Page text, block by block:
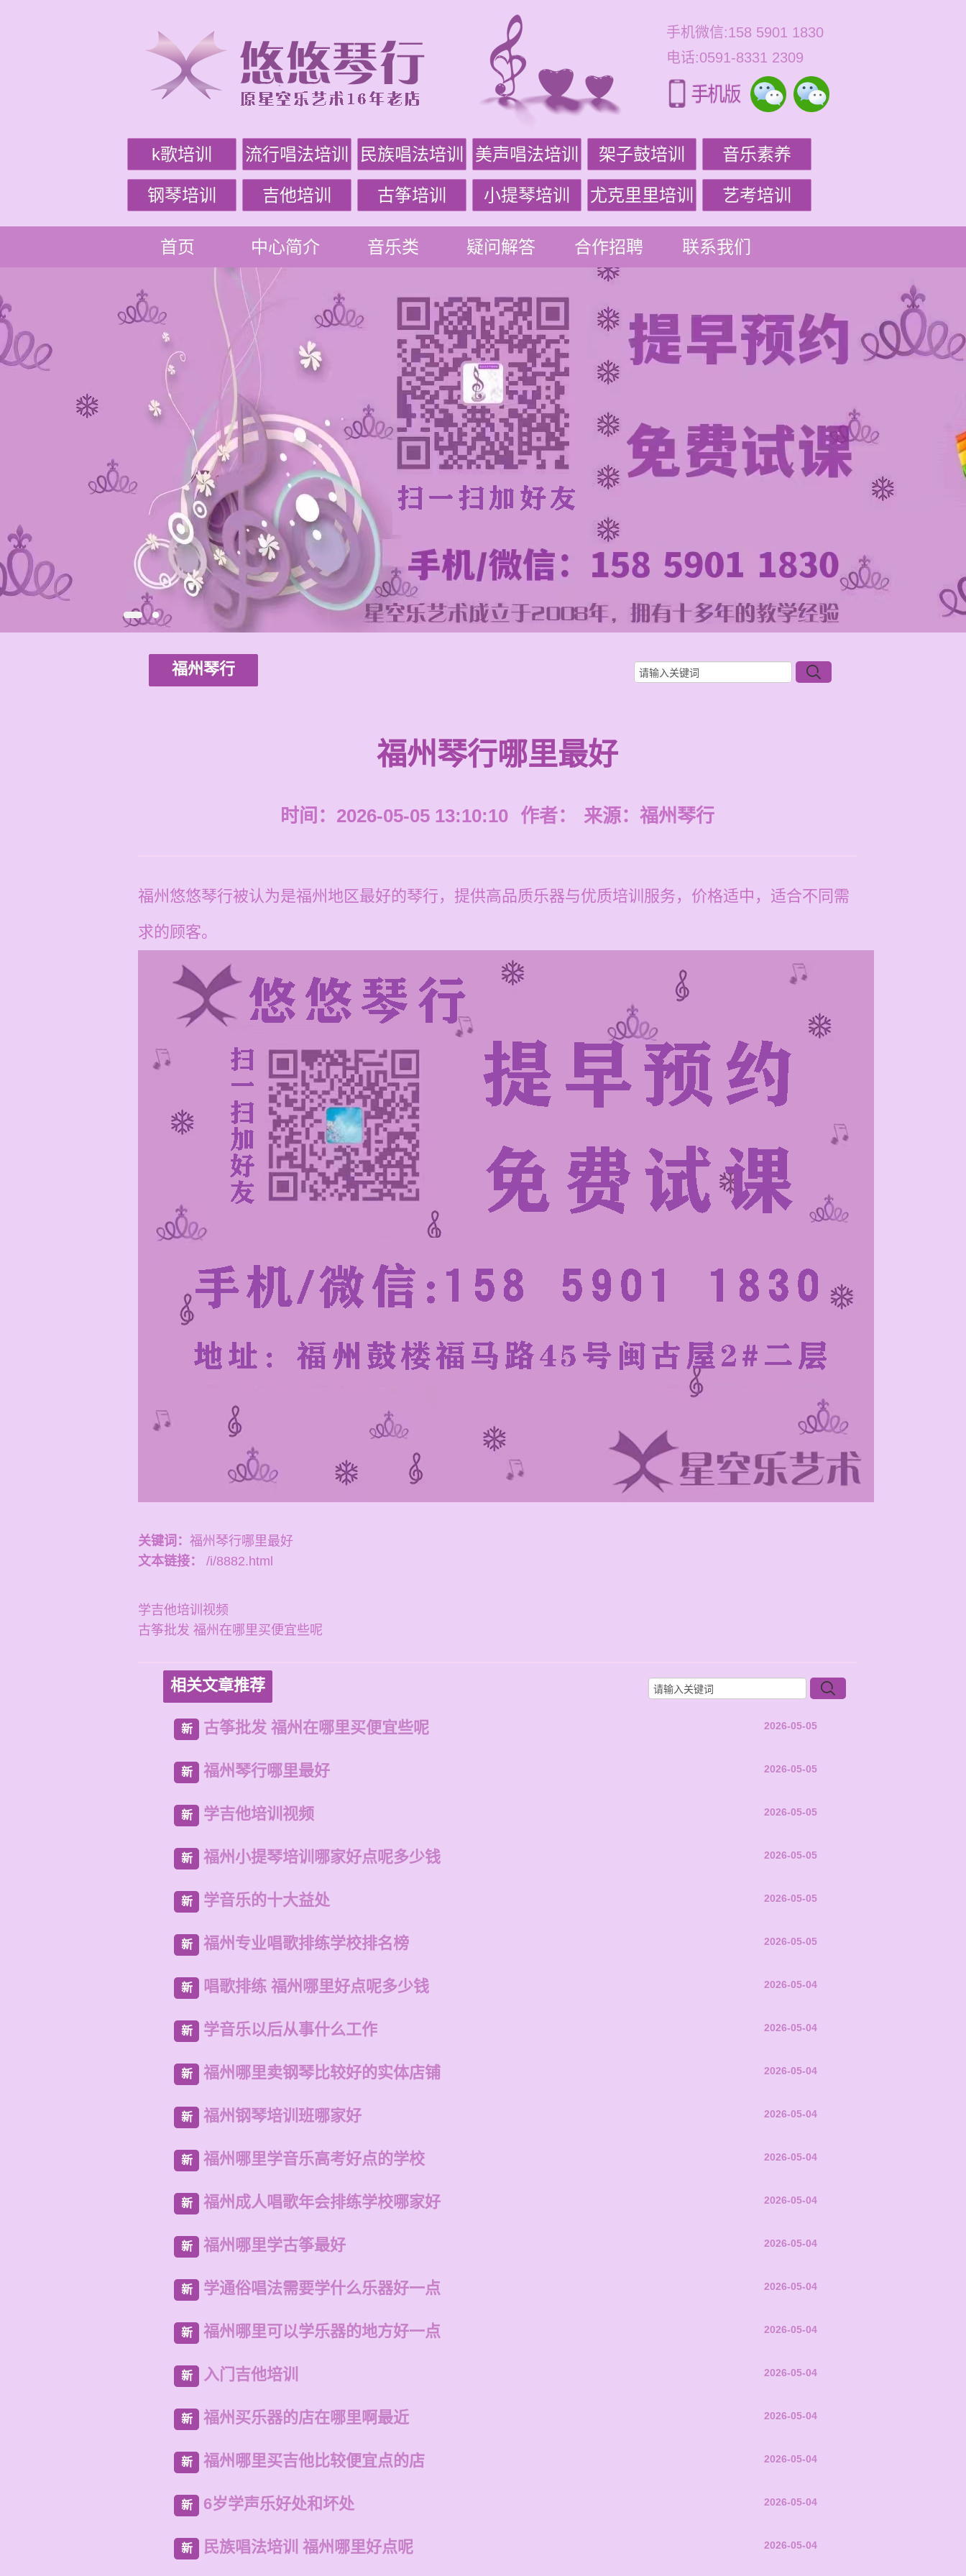
手机微信:158 5901 1830
电话:0591-8331 2309
k歌培训 流行唱法培训 民族唱法培训 美声唱法培训 架子鼓培训 音乐素养
钢琴培训 吉他培训 古筝培训 小提琴培训 尤克里里培训 艺考培训
首页 中心简介 音乐类 疑问解答 合作招聘 联系我们
福州琴行
福州琴行哪里最好
时间：2026-05-05 13:10:10 作者： 来源： 福州琴行
福州悠悠琴行被认为是福州地区最好的琴行，提供高品质乐器与优质培训服务，价格适中，适合不同需
求的顾客。
关键词： 福州琴行哪里最好
文本链接：
/i/8882.html
学吉他培训视频
古筝批发 福州在哪里买便宜些呢
相关文章推荐
新 古筝批发 福州在哪里买便宜些呢 2026-05-05
新 福州琴行哪里最好 2026-05-05
新 学吉他培训视频 2026-05-05
新 福州小提琴培训哪家好点呢多少钱 2026-05-05
新 学音乐的十大益处 2026-05-05
新 福州专业唱歌排练学校排名榜 2026-05-05
新 唱歌排练 福州哪里好点呢多少钱 2026-05-04
新 学音乐以后从事什么工作 2026-05-04
新 福州哪里卖钢琴比较好的实体店铺 2026-05-04
新 福州钢琴培训班哪家好 2026-05-04
新 福州哪里学音乐高考好点的学校 2026-05-04
新 福州成人唱歌年会排练学校哪家好 2026-05-04
新 福州哪里学古筝最好 2026-05-04
新 学通俗唱法需要学什么乐器好一点 2026-05-04
新 福州哪里可以学乐器的地方好一点 2026-05-04
新 入门吉他培训 2026-05-04
新 福州买乐器的店在哪里啊最近 2026-05-04
新 福州哪里买吉他比较便宜点的店 2026-05-04
新 6岁学声乐好处和坏处 2026-05-04
新 民族唱法培训 福州哪里好点呢 2026-05-04